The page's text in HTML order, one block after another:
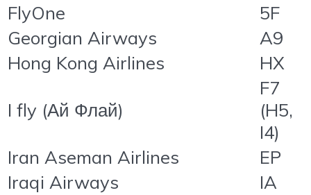
FlyOne
5F
Georgian Airways
A9
Hong Kong Airlines
HX
I fly (Ай Флай)
F7
(H5,
I4)
Iran Aseman Airlines
EP
Iraqi Airways
IA